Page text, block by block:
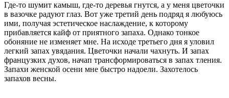
Где-то шумит камыш, где-то деревья гнутся, а у меня цветочки
в вазочке радуют глаз. Вот уже третий день подряд я любуюсь
ими, получая эстетическое наслаждение, к которому
прибавляется кайф от приятного запаха. Однако тонкое
обоняние не изменяет мне. На исходе третьего дня я уловил
легкий запах увядания. Цветочки начали чахнуть. И запах
французких духов, начап трансформироваться в запах тления.
Запахи женской осени мне быстро надоели. Захотелось
запахов весны.